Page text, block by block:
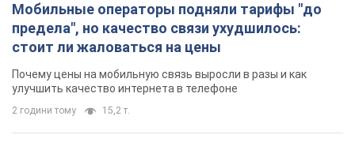
Мобильные операторы подняли тарифы "до
предела", но качество связи ухудшилось:
стоит ли жаловаться на цены
Почему цены на мобильную связь выросли в разы и как
улучшить качество интернета в телефоне
2 години тому 15,2 т.